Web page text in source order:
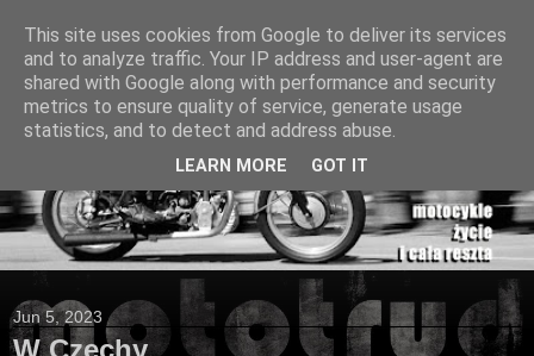
Jun 5, 2023
This site uses cookies from Google to deliver its services
and to analyze traffic. Your IP address and user-agent are
shared with Google along with performance and security
metrics to ensure quality of service, generate usage
statistics, and to detect and address abuse.
LEARN MORE GOT IT